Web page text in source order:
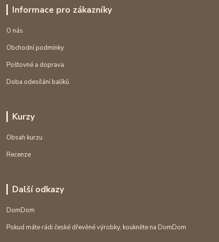
Informace pro zákazníky
O nás
Obchodní podmínky
Poštovné a doprava
Doba odesílání balíků
Kurzy
Obsah kurzu
Recenze
Další odkazy
DomDom
Pokud máte rádi české dřevěné výrobky, koukněte na DomDom